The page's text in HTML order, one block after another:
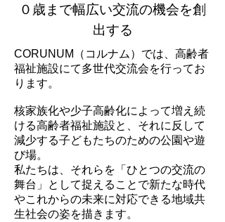
０歳まで幅広い交流の機会を創
出する
CORUNUM（コルナム）では、高齢者
福祉施設にて多世代交流会を行ってお
ります。
核家族化や少子高齢化によって増え続
ける高齢者福祉施設と、それに反して
減少する子どもたちのための公園や遊
び場。
私たちは、それらを「ひとつの交流の
舞台」として捉えることで新たな時代
やこれからの未来に対応できる地域共
生社会の姿を描きます。